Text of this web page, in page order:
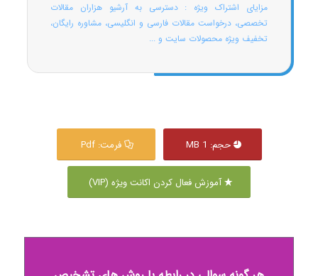
مزایای اشتراک ویژه : دسترسی به آرشیو هزاران مقالات
تخصصی، درخواست مقالات فارسی و انگلیسی، مشاوره رایگان،
تخفیف ویژه محصولات سایت و ...
حجم: 1 MB فرمت: Pdf
آموزش فعال کردن اکانت ویژه (VIP)